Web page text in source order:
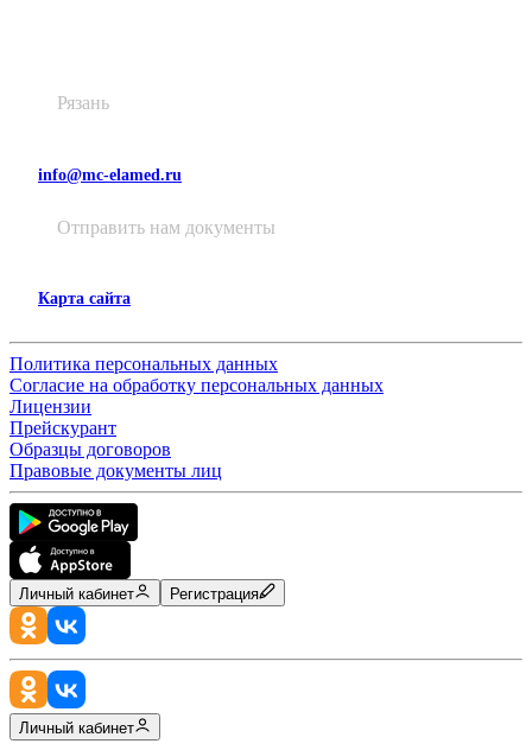
Рязань
info@mc-elamed.ru
Отправить нам документы
Карта сайта
Политика персональных данных
Согласие на обработку персональных данных
Лицензии
Прейскурант
Образцы договоров
Правовые документы лиц
Личный кабинет Регистрация
Личный кабинет